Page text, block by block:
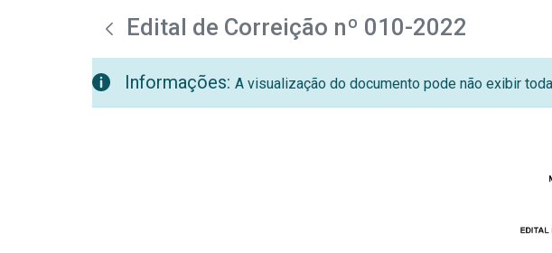
Pular para o Conteúdo principal
teste descricaoEdital de Correição nº 010-2022
Informações: A visualização do documento pode não exibir